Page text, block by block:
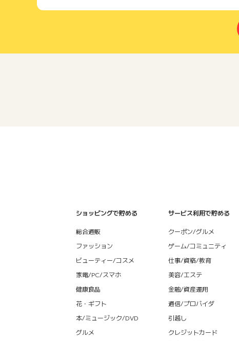
ショッピングで貯める
総合通販
ファッション
ビューティー/コスメ
家電/PC/スマホ
健康食品
花・ギフト
本/ミュージック/DVD
グルメ
サービス利用で貯める
クーポン/グルメ
ゲーム/コミュニティ
仕事/資格/教育
美容/エステ
金融/資産運用
通信/プロバイダ
引越し
クレジットカード